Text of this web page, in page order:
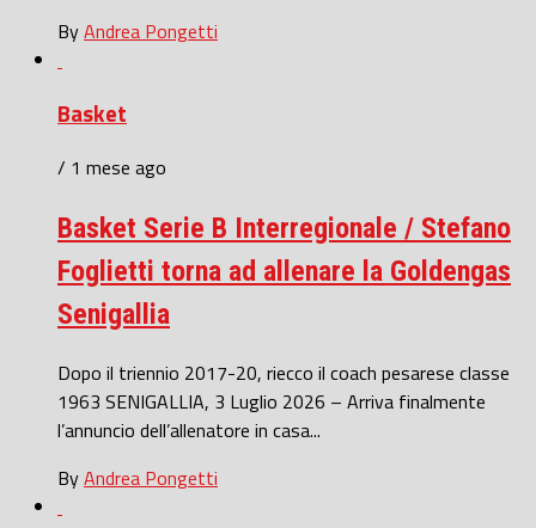
ByAndrea Pongetti
Basket
/ 1 mese ago
Basket Serie B Interregionale / Stefano
Foglietti torna ad allenare la Goldengas
Senigallia
Dopo il triennio 2017-20, riecco il coach pesarese classe
1963 SENIGALLIA, 3 Luglio 2026 – Arriva finalmente
l’annuncio dell’allenatore in casa...
ByAndrea Pongetti